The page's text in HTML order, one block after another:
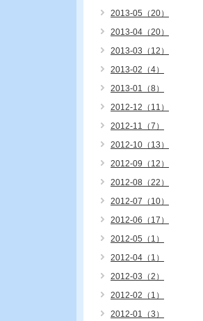
2013-05（20）
2013-04（20）
2013-03（12）
2013-02（4）
2013-01（8）
2012-12（11）
2012-11（7）
2012-10（13）
2012-09（12）
2012-08（22）
2012-07（10）
2012-06（17）
2012-05（1）
2012-04（1）
2012-03（2）
2012-02（1）
2012-01（3）